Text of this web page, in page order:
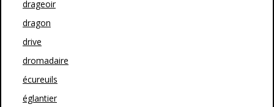
drageoir
dragon
drive
dromadaire
écureuils
églantier